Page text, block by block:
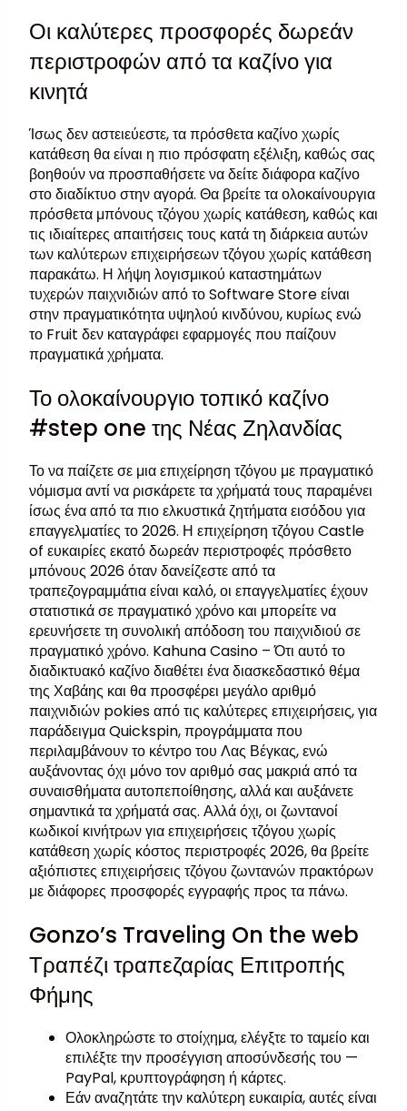
Οι καλύτερες προσφορές δωρεάν
περιστροφών από τα καζίνο για
κινητά
Ίσως δεν αστειεύεστε, τα πρόσθετα καζίνο χωρίς
κατάθεση θα είναι η πιο πρόσφατη εξέλιξη, καθώς σας
βοηθούν να προσπαθήσετε να δείτε διάφορα καζίνο
στο διαδίκτυο στην αγορά. Θα βρείτε τα ολοκαίνουργια
πρόσθετα μπόνους τζόγου χωρίς κατάθεση, καθώς και
τις ιδιαίτερες απαιτήσεις τους κατά τη διάρκεια αυτών
των καλύτερων επιχειρήσεων τζόγου χωρίς κατάθεση
παρακάτω. Η λήψη λογισμικού καταστημάτων
τυχερών παιχνιδιών από το Software Store είναι
στην πραγματικότητα υψηλού κινδύνου, κυρίως ενώ
το Fruit δεν καταγράφει εφαρμογές που παίζουν
πραγματικά χρήματα.
Το ολοκαίνουργιο τοπικό καζίνο
#step one της Νέας Ζηλανδίας
Το να παίζετε σε μια επιχείρηση τζόγου με πραγματικό
νόμισμα αντί να ρισκάρετε τα χρήματά τους παραμένει
ίσως ένα από τα πιο ελκυστικά ζητήματα εισόδου για
επαγγελματίες το 2026. Η επιχείρηση τζόγου Castle
of ευκαιρίες εκατό δωρεάν περιστροφές πρόσθετο
μπόνους 2026 όταν δανείζεστε από τα
τραπεζογραμμάτια είναι καλό, οι επαγγελματίες έχουν
στατιστικά σε πραγματικό χρόνο και μπορείτε να
ερευνήσετε τη συνολική απόδοση του παιχνιδιού σε
πραγματικό χρόνο. Kahuna Casino – Ότι αυτό το
διαδικτυακό καζίνο διαθέτει ένα διασκεδαστικό θέμα
της Χαβάης και θα προσφέρει μεγάλο αριθμό
παιχνιδιών pokies από τις καλύτερες επιχειρήσεις, για
παράδειγμα Quickspin, προγράμματα που
περιλαμβάνουν το κέντρο του Λας Βέγκας, ενώ
αυξάνοντας όχι μόνο τον αριθμό σας μακριά από τα
συναισθήματα αυτοπεποίθησης, αλλά και αυξάνετε
σημαντικά τα χρήματά σας. Αλλά όχι, οι ζωντανοί
κωδικοί κινήτρων για επιχειρήσεις τζόγου χωρίς
κατάθεση χωρίς κόστος περιστροφές 2026, θα βρείτε
αξιόπιστες επιχειρήσεις τζόγου ζωντανών πρακτόρων
με διάφορες προσφορές εγγραφής προς τα πάνω.
Gonzo’s Traveling On the web
Τραπέζι τραπεζαρίας Επιτροπής
Φήμης
Ολοκληρώστε το στοίχημα, ελέγξτε το ταμείο και
επιλέξτε την προσέγγιση αποσύνδεσής του —
PayPal, κρυπτογράφηση ή κάρτες.
Εάν αναζητάτε την καλύτερη ευκαιρία, αυτές είναι